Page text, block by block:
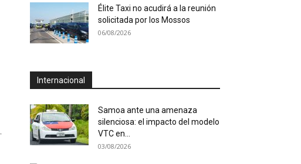
Élite Taxi no acudirá a la reunión
solicitada por los Mossos
06/08/2026
Internacional
Samoa ante una amenaza
silenciosa: el impacto del modelo
VTC en...
03/08/2026